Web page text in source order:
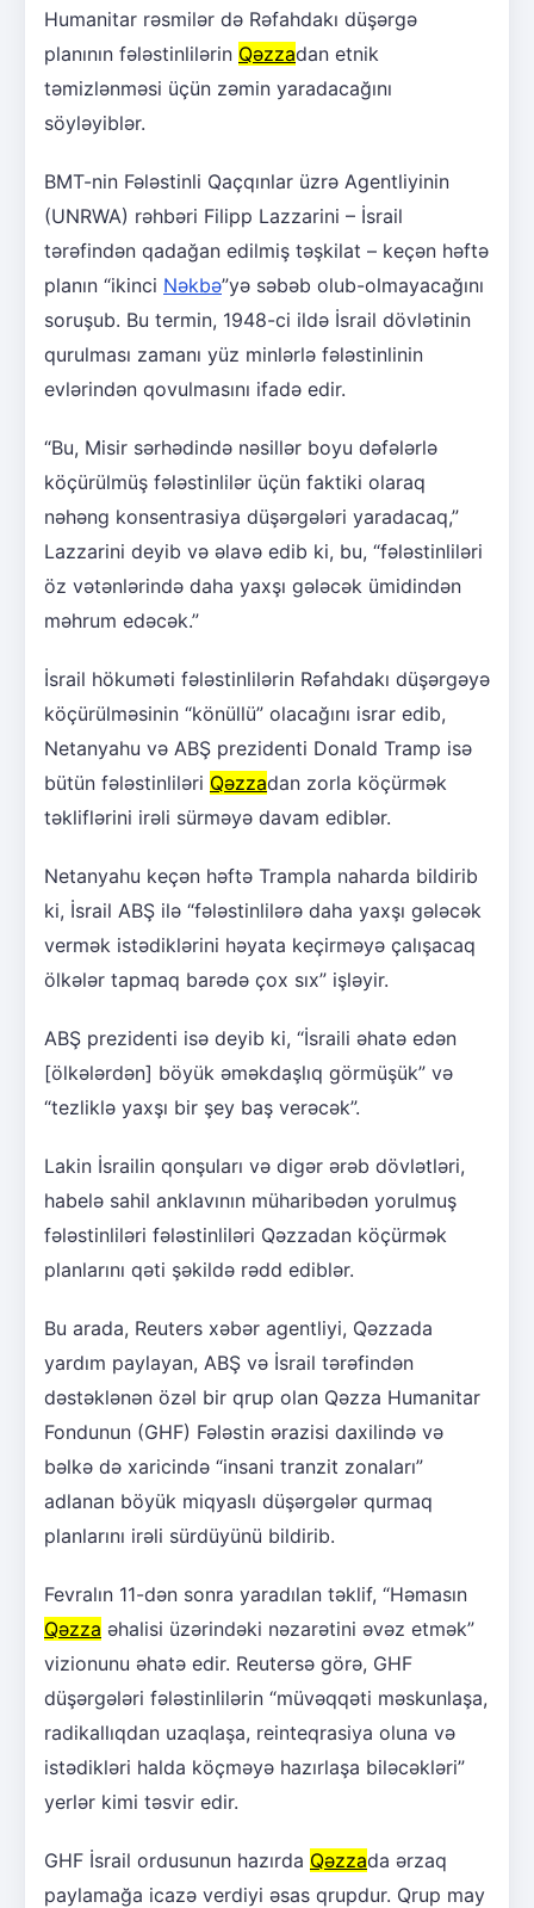
Humanitar rəsmilər də Rəfahdakı düşərgə
planının fələstinlilərin Qəzzadan etnik
təmizlənməsi üçün zəmin yaradacağını
söyləyiblər.
BMT-nin Fələstinli Qaçqınlar üzrə Agentliyinin
(UNRWA) rəhbəri Filipp Lazzarini – İsrail
tərəfindən qadağan edilmiş təşkilat – keçən həftə
planın “ikinci Nəkbə”yə səbəb olub-olmayacağını
soruşub. Bu termin, 1948-ci ildə İsrail dövlətinin
qurulması zamanı yüz minlərlə fələstinlinin
evlərindən qovulmasını ifadə edir.
“Bu, Misir sərhədində nəsillər boyu dəfələrlə
köçürülmüş fələstinlilər üçün faktiki olaraq
nəhəng konsentrasiya düşərgələri yaradacaq,”
Lazzarini deyib və əlavə edib ki, bu, “fələstinliləri
öz vətənlərində daha yaxşı gələcək ümidindən
məhrum edəcək.”
İsrail hökuməti fələstinlilərin Rəfahdakı düşərgəyə
köçürülməsinin “könüllü” olacağını israr edib,
Netanyahu və ABŞ prezidenti Donald Tramp isə
bütün fələstinliləri Qəzzadan zorla köçürmək
təkliflərini irəli sürməyə davam ediblər.
Netanyahu keçən həftə Trampla naharda bildirib
ki, İsrail ABŞ ilə “fələstinlilərə daha yaxşı gələcək
vermək istədiklərini həyata keçirməyə çalışacaq
ölkələr tapmaq barədə çox sıx” işləyir.
ABŞ prezidenti isə deyib ki, “İsraili əhatə edən
[ölkələrdən] böyük əməkdaşlıq görmüşük” və
“tezliklə yaxşı bir şey baş verəcək”.
Lakin İsrailin qonşuları və digər ərəb dövlətləri,
habelə sahil anklavının müharibədən yorulmuş
fələstinliləri fələstinliləri Qəzzadan köçürmək
planlarını qəti şəkildə rədd ediblər.
Bu arada, Reuters xəbər agentliyi, Qəzzada
yardım paylayan, ABŞ və İsrail tərəfindən
dəstəklənən özəl bir qrup olan Qəzza Humanitar
Fondunun (GHF) Fələstin ərazisi daxilində və
bəlkə də xaricində “insani tranzit zonaları”
adlanan böyük miqyaslı düşərgələr qurmaq
planlarını irəli sürdüyünü bildirib.
Fevralın 11-dən sonra yaradılan təklif, “Həmasın
Qəzza əhalisi üzərindəki nəzarətini əvəz etmək”
vizionunu əhatə edir. Reutersə görə, GHF
düşərgələri fələstinlilərin “müvəqqəti məskunlaşa,
radikallıqdan uzaqlaşa, reinteqrasiya oluna və
istədikləri halda köçməyə hazırlaşa biləcəkləri”
yerlər kimi təsvir edir.
GHF İsrail ordusunun hazırda Qəzzada ərzaq
paylamağa icazə verdiyi əsas qrupdur. Qrup may